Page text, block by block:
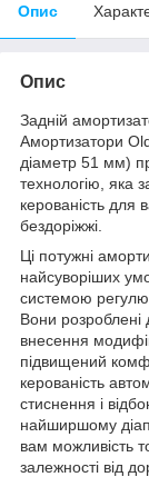
Опис
Опис
Задній
Амортизатори
діаметр 51 мм)
технологію, яка
керованість для
бездоріжжі.
Ці потужні
найсуворіших
системою
Вони розроблені
внесення
підвищений
керованість
стиснення і
найширшому
вам можливість
залежності від